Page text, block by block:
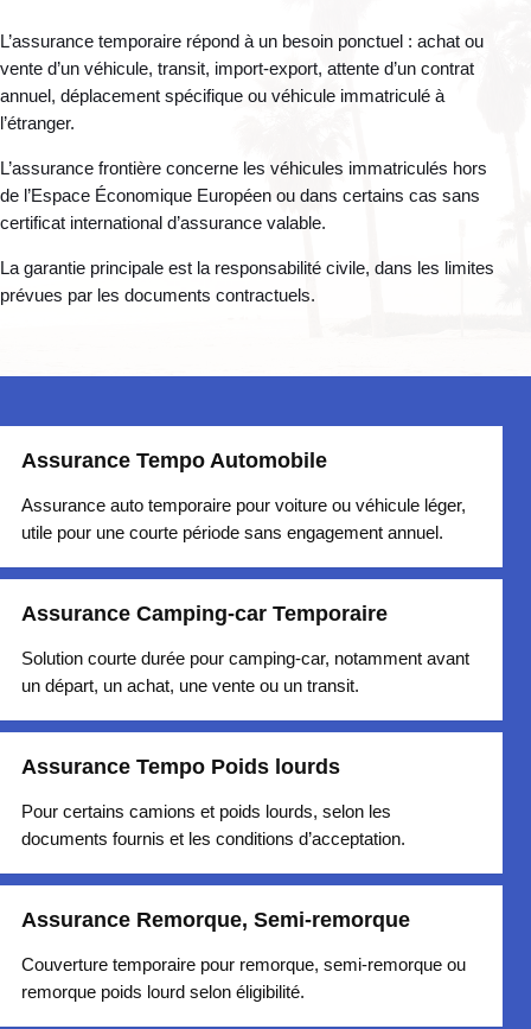
L’assurance temporaire répond à un besoin ponctuel : achat ou
vente d’un véhicule, transit, import-export, attente d’un contrat
annuel, déplacement spécifique ou véhicule immatriculé à
l’étranger.
L’assurance frontière concerne les véhicules immatriculés hors
de l’Espace Économique Européen ou dans certains cas sans
certificat international d’assurance valable.
La garantie principale est la responsabilité civile, dans les limites
prévues par les documents contractuels.
Assurance Tempo Automobile
Assurance auto temporaire pour voiture ou véhicule léger,
utile pour une courte période sans engagement annuel.
Assurance Camping-car Temporaire
Solution courte durée pour camping-car, notamment avant
un départ, un achat, une vente ou un transit.
Assurance Tempo Poids lourds
Pour certains camions et poids lourds, selon les
documents fournis et les conditions d’acceptation.
Assurance Remorque, Semi-remorque
Couverture temporaire pour remorque, semi-remorque ou
remorque poids lourd selon éligibilité.